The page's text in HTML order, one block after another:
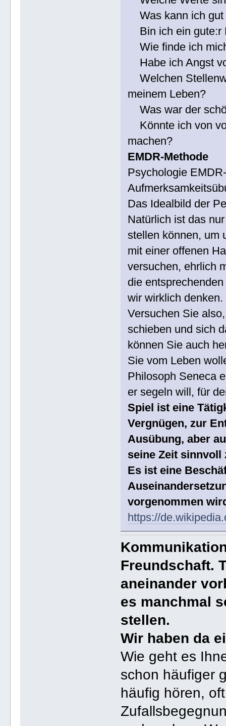
Was kann ich gut
Bin ich ein gute:r
Wie finde ich
Habe ich Angst
Welchen
meinem Leben?
Was war der
Könnte ich von
machen?
EMDR-Methode
Psychologie
Das Idealbild der
Natürlich ist das
stellen können, um
mit einer offenen
versuchen, ehrlich
die
wir wirklich denken.
Versuchen Sie
schieben und sich
können Sie auch
Sie vom Leben
Philosoph Seneca
er segeln will, für
Spiel ist eine
Vergnügen, zur
Ausübung, aber
seine Zeit sinnvoll
Es ist eine
vorgenommen
https://
Freundschaft.
aneinander
es manchmal
stellen.
Wir haben da
Wie geht es
schon häufiger
häufig hören,